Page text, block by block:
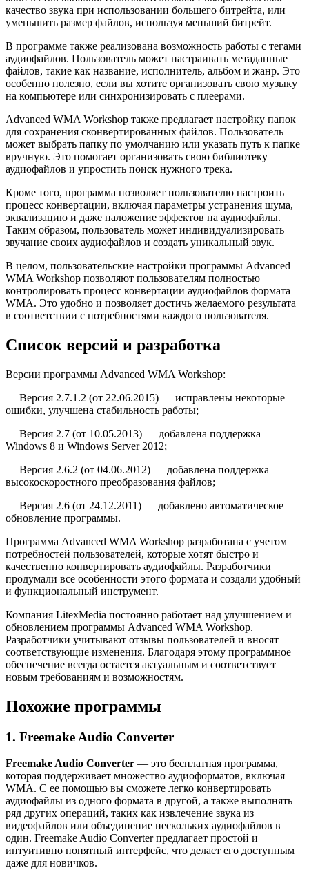
качество звука при использовании большего битрейта, или
уменьшить размер файлов, используя меньший битрейт.
В программе также реализована возможность работы с тегами
аудиофайлов. Пользователь может настраивать метаданные
файлов, такие как название, исполнитель, альбом и жанр. Это
особенно полезно, если вы хотите организовать свою музыку
на компьютере или синхронизировать с плеерами.
Advanced WMA Workshop также предлагает настройку папок
для сохранения сконвертированных файлов. Пользователь
может выбрать папку по умолчанию или указать путь к папке
вручную. Это помогает организовать свою библиотеку
аудиофайлов и упростить поиск нужного трека.
Кроме того, программа позволяет пользователю настроить
процесс конвертации, включая параметры устранения шума,
эквализацию и даже наложение эффектов на аудиофайлы.
Таким образом, пользователь может индивидуализировать
звучание своих аудиофайлов и создать уникальный звук.
В целом, пользовательские настройки программы Advanced
WMA Workshop позволяют пользователям полностью
контролировать процесс конвертации аудиофайлов формата
WMA. Это удобно и позволяет достичь желаемого результата
в соответствии с потребностями каждого пользователя.
Список версий и разработка
Версии программы Advanced WMA Workshop:
— Версия 2.7.1.2 (от 22.06.2015) — исправлены некоторые
ошибки, улучшена стабильность работы;
— Версия 2.7 (от 10.05.2013) — добавлена поддержка
Windows 8 и Windows Server 2012;
— Версия 2.6.2 (от 04.06.2012) — добавлена поддержка
высокоскоростного преобразования файлов;
— Версия 2.6 (от 24.12.2011) — добавлено автоматическое
обновление программы.
Программа Advanced WMA Workshop разработана с учетом
потребностей пользователей, которые хотят быстро и
качественно конвертировать аудиофайлы. Разработчики
продумали все особенности этого формата и создали удобный
и функциональный инструмент.
Компания LitexMedia постоянно работает над улучшением и
обновлением программы Advanced WMA Workshop.
Разработчики учитывают отзывы пользователей и вносят
соответствующие изменения. Благодаря этому программное
обеспечение всегда остается актуальным и соответствует
новым требованиям и возможностям.
Похожие программы
1. Freemake Audio Converter
Freemake Audio Converter — это бесплатная программа,
которая поддерживает множество аудиоформатов, включая
WMA. С ее помощью вы сможете легко конвертировать
аудиофайлы из одного формата в другой, а также выполнять
ряд других операций, таких как извлечение звука из
видеофайлов или объединение нескольких аудиофайлов в
один. Freemake Audio Converter предлагает простой и
интуитивно понятный интерфейс, что делает его доступным
даже для новичков.